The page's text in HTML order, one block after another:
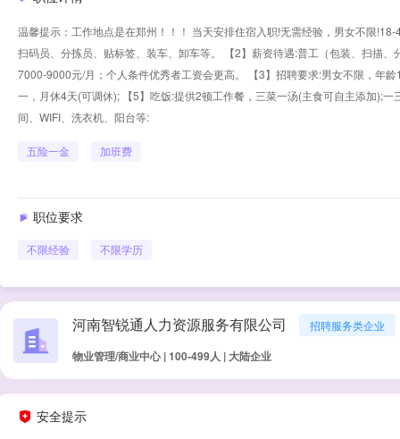
温馨提示：工作地点是在郑州！！！ 当天安排住宿入职!无需经验，男女不限
扫码员、分拣员、贴标签、装车、卸车等。 【2】薪资待遇:普工（包装、扫描
7000-9000元/月；个人条件优秀者工资会更高。 【3】招聘要求:男女不限，年
一，月休4天(可调休); 【5】吃饭:提供2顿工作餐，三菜一汤(主食可自主添加);
间、WIFI、洗衣机、阳台等:
五险一金 加班费
职位要求
不限经验 不限学历
河南智锐通人力资源服务有限公司 招聘服务类企业
物业管理/商业中心 | 100-499人 | 大陆企业
安全提示